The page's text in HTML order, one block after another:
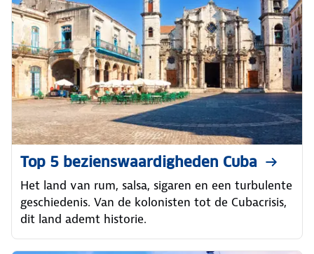
Top 5 bezienswaardigheden Cuba
Het land van rum, salsa, sigaren en een turbulente
geschiedenis. Van de kolonisten tot de Cubacrisis,
dit land ademt historie.